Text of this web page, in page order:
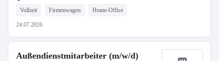
Vollzeit Firmenwagen Home-Office
24.07.2026
Außendienstmitarbeiter (m/w/d)